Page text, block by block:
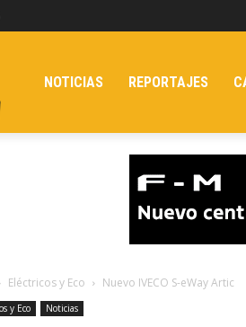
NOTICIAS REPORTAJES
Eléctricos y Eco Nuevo IVECO S-eWay Artic
y Eco Noticias